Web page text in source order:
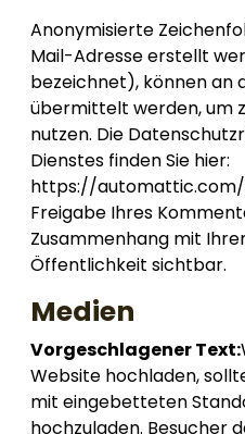
Anonymisierte
Mail-Adresse erstellt
bezeichnet), können an
übermittelt werden, um
nutzen. Die
Dienstes finden Sie hier:
https://
Freigabe Ihres
Zusammenhang mit
Öffentlichkeit sichtbar.
Medien
Vorgeschlagener Text:
Website hochladen,
mit eingebetteten
hochzuladen. Besucher